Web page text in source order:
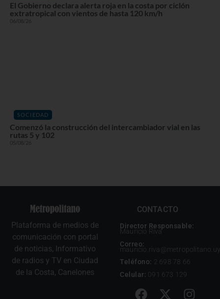
El Gobierno declara alerta roja en la costa por ciclón
extratropical con vientos de hasta 120 km/h
06/08/26
SOCIEDAD
Comenzó la construcción del intercambiador vial en las
rutas 5 y 102
05/08/26
Plataforma de medios de
comunicación con portal
de noticias, Informativo
de radios y TV en Ciudad
de la Costa, Canelones
CONTACTO
Director Responsable:
Mauricio Riva
Correo:
mauricio.riva@metropolitano.uy
Teléfono: 2 698 78 66
Celular: 091 673 129